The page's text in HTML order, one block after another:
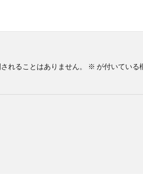
れることはありません。 ※ が付いている